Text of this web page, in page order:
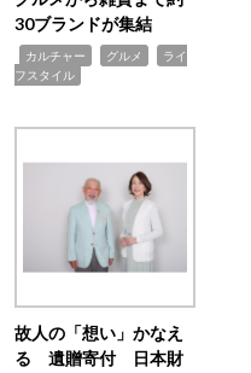
30ブランドが集結
カルチャー グルメ
ライ
フスタイル
故人の「想い」かなえ
る 遺贈寄付 日本財